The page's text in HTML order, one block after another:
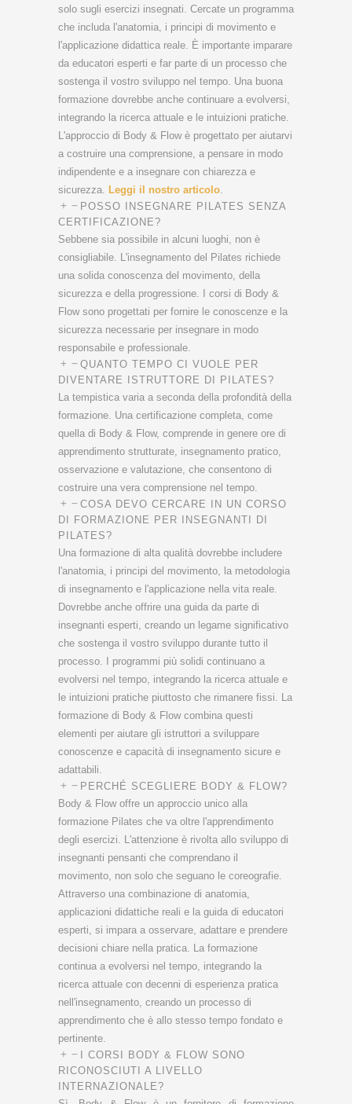
solo sugli esercizi insegnati. Cercate un programma
che includa l'anatomia, i principi di movimento e
l'applicazione didattica reale. È importante imparare
da educatori esperti e far parte di un processo che
sostenga il vostro sviluppo nel tempo. Una buona
formazione dovrebbe anche continuare a evolversi,
integrando la ricerca attuale e le intuizioni pratiche.
L'approccio di Body & Flow è progettato per aiutarvi
a costruire una comprensione, a pensare in modo
indipendente e a insegnare con chiarezza e
sicurezza. Leggi il nostro articolo.
POSSO INSEGNARE PILATES SENZA
CERTIFICAZIONE?
Sebbene sia possibile in alcuni luoghi, non è
consigliabile. L'insegnamento del Pilates richiede
una solida conoscenza del movimento, della
sicurezza e della progressione. I corsi di Body &
Flow sono progettati per fornire le conoscenze e la
sicurezza necessarie per insegnare in modo
responsabile e professionale.
QUANTO TEMPO CI VUOLE PER
DIVENTARE ISTRUTTORE DI PILATES?
La tempistica varia a seconda della profondità della
formazione. Una certificazione completa, come
quella di Body & Flow, comprende in genere ore di
apprendimento strutturate, insegnamento pratico,
osservazione e valutazione, che consentono di
costruire una vera comprensione nel tempo.
COSA DEVO CERCARE IN UN CORSO
DI FORMAZIONE PER INSEGNANTI DI
PILATES?
Una formazione di alta qualità dovrebbe includere
l'anatomia, i principi del movimento, la metodologia
di insegnamento e l'applicazione nella vita reale.
Dovrebbe anche offrire una guida da parte di
insegnanti esperti, creando un legame significativo
che sostenga il vostro sviluppo durante tutto il
processo. I programmi più solidi continuano a
evolversi nel tempo, integrando la ricerca attuale e
le intuizioni pratiche piuttosto che rimanere fissi. La
formazione di Body & Flow combina questi
elementi per aiutare gli istruttori a sviluppare
conoscenze e capacità di insegnamento sicure e
adattabili.
PERCHÉ SCEGLIERE BODY & FLOW?
Body & Flow offre un approccio unico alla
formazione Pilates che va oltre l'apprendimento
degli esercizi. L'attenzione è rivolta allo sviluppo di
insegnanti pensanti che comprendano il
movimento, non solo che seguano le coreografie.
Attraverso una combinazione di anatomia,
applicazioni didattiche reali e la guida di educatori
esperti, si impara a osservare, adattare e prendere
decisioni chiare nella pratica. La formazione
continua a evolversi nel tempo, integrando la
ricerca attuale con decenni di esperienza pratica
nell'insegnamento, creando un processo di
apprendimento che è allo stesso tempo fondato e
pertinente.
I CORSI BODY & FLOW SONO
RICONOSCIUTI A LIVELLO
INTERNAZIONALE?